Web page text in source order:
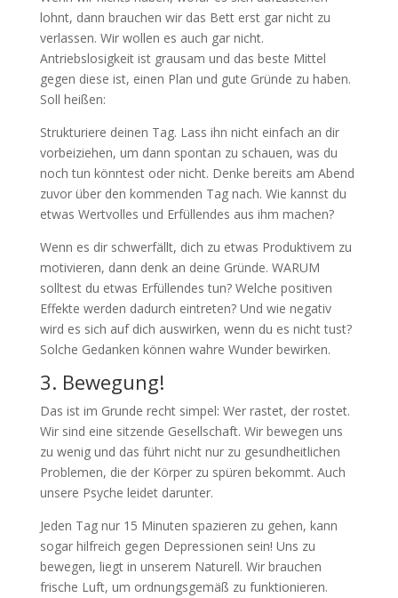
lohnt, dann brauchen wir das Bett erst gar nicht zu
verlassen. Wir wollen es auch gar nicht.
Antriebslosigkeit ist grausam und das beste Mittel
gegen diese ist, einen Plan und gute Gründe zu haben.
Soll heißen:
Strukturiere deinen Tag. Lass ihn nicht einfach an dir
vorbeiziehen, um dann spontan zu schauen, was du
noch tun könntest oder nicht. Denke bereits am Abend
zuvor über den kommenden Tag nach. Wie kannst du
etwas Wertvolles und Erfüllendes aus ihm machen?
Wenn es dir schwerfällt, dich zu etwas Produktivem zu
motivieren, dann denk an deine Gründe. WARUM
solltest du etwas Erfüllendes tun? Welche positiven
Effekte werden dadurch eintreten? Und wie negativ
wird es sich auf dich auswirken, wenn du es nicht tust?
Solche Gedanken können wahre Wunder bewirken.
3. Bewegung!
Das ist im Grunde recht simpel: Wer rastet, der rostet.
Wir sind eine sitzende Gesellschaft. Wir bewegen uns
zu wenig und das führt nicht nur zu gesundheitlichen
Problemen, die der Körper zu spüren bekommt. Auch
unsere Psyche leidet darunter.
Jeden Tag nur 15 Minuten spazieren zu gehen, kann
sogar hilfreich gegen Depressionen sein! Uns zu
bewegen, liegt in unserem Naturell. Wir brauchen
frische Luft, um ordnungsgemäß zu funktionieren.